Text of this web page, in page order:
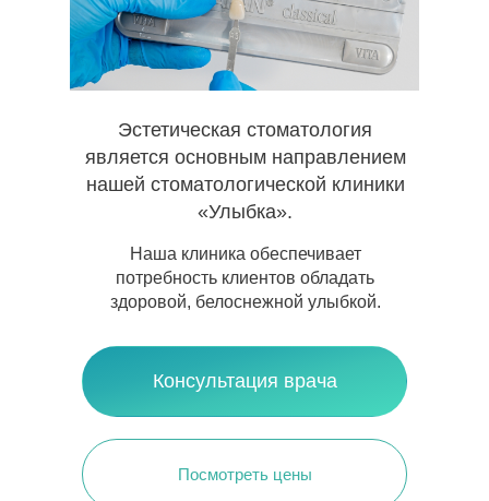
Эстетическая стоматология
является основным направлением
нашей стоматологической клиники
«Улыбка».
Наша клиника обеспечивает
потребность клиентов обладать
здоровой, белоснежной улыбкой.
Консультация врача
Посмотреть цены